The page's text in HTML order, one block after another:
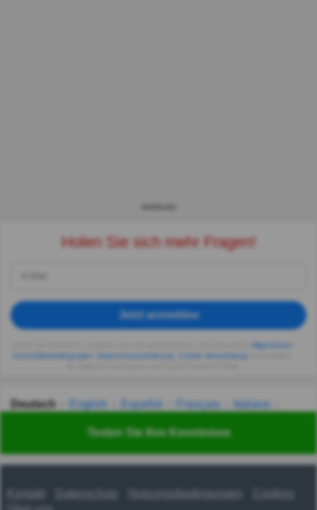
Testen Sie Ihre Kenntnisse
Holen Sie sich mehr Fragen!
Jetzt anmelden
Allgemeinen
Geschäftsbedingungen
Datenschutzerklärung Cookie-Verwendung
Deutsch English Español Français
Italiano
Українська हिन्दी 한국어 汉语
Kontakt Nutzungsbedingungen